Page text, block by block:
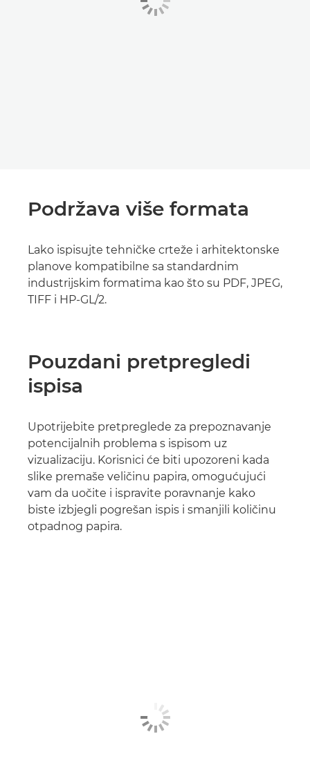
Podržava više formata
Lako ispisujte tehničke crteže i arhitektonske
planove kompatibilne sa standardnim
industrijskim formatima kao što su PDF, JPEG,
TIFF i HP-GL/2.
Pouzdani pretpregledi
ispisa
Upotrijebite pretpreglede za prepoznavanje
potencijalnih problema s ispisom uz
vizualizaciju. Korisnici će biti upozoreni kada
slike premaše veličinu papira, omogućujući
vam da uočite i ispravite poravnanje kako
biste izbjegli pogrešan ispis i smanjili količinu
otpadnog papira.